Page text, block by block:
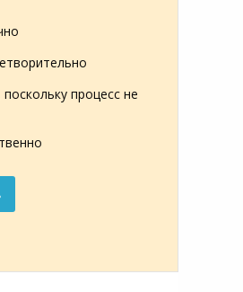
процесс не